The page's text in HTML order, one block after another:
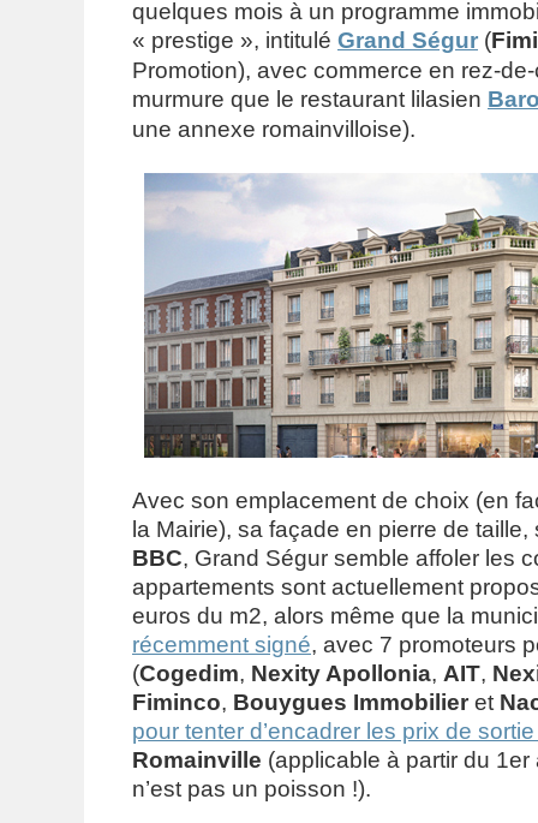
quelques mois à un programme
« prestige », intitulé Grand Ségur (
Promotion), avec commerce en rez-
murmure que le restaurant lilasien
une annexe romainvilloise).
Avec son emplacement de choix (en
la Mairie), sa façade en pierre de
BBC, Grand Ségur semble affoler les
appartements sont actuellement
euros du m2, alors même que la
récemment signé, avec 7 promoteurs
(Cogedim, Nexity Apollonia, AIT,
Fiminco, Bouygues Immobilier et
pour tenter d’encadrer les prix de
Romainville (applicable à partir du
n’est pas un poisson !).